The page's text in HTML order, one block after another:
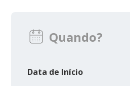
Quando?
Data de Início